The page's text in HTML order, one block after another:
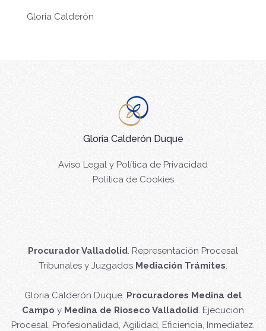
Gloria Calderón
Gloria Calderón Duque
Aviso Legal y Política de Privacidad
Política de Cookies
Procurador Valladolid. Representación Procesal
Tribunales y Juzgados Mediación Trámites.
Gloria Calderón Duque. Procuradores Medina del
Campo y Medina de Rioseco Valladolid. Ejecución
Procesal, Profesionalidad, Agilidad, Eficiencia, Inmediatez.